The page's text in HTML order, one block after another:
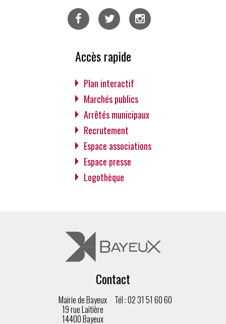
Accès rapide
Plan interactif
Marchés publics
Arrêtés municipaux
Recrutement
Espace associations
Espace presse
Logothèque
Contact
Mairie de Bayeux
19 rue Laitière
14400 Bayeux
Tél : 02 31 51 60 60